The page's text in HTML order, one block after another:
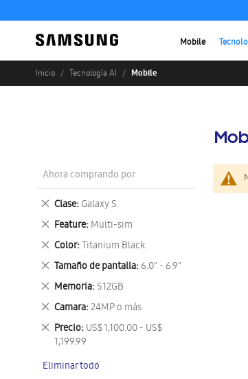
Mobile
Inicio Tecnología AI Mobile
Ahora comprando por
Clase Galaxy S
Eliminar
este
artículo
Feature Multi-sim
Eliminar
este
artículo
Color Titanium Black.
Eliminar
este
artículo
Tamaño de pantalla 6.0" - 6.9"
Eliminar
este
artículo
Memoria 512GB
Eliminar
este
artículo
Camara 24MP o más
Eliminar
este
artículo
Precio US$ 1,100.00 - US$
1,199.99
Eliminar
este
Eliminar todo